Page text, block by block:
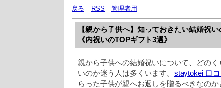
戻る RSS 管理者用
【親から子供へ】知っておきたい結婚祝
《内祝いのTOPギフト3選》
親から子供への結婚祝いについて、どの
いのか迷う人は多くいます。 staytokei 口
らった子供が親へお返しを贈るべきなの